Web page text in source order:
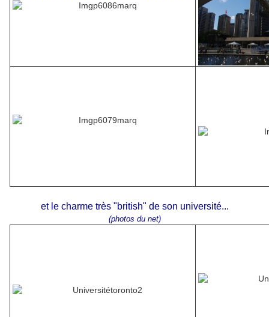
et le charme très "british" de son université...
(photos du net)